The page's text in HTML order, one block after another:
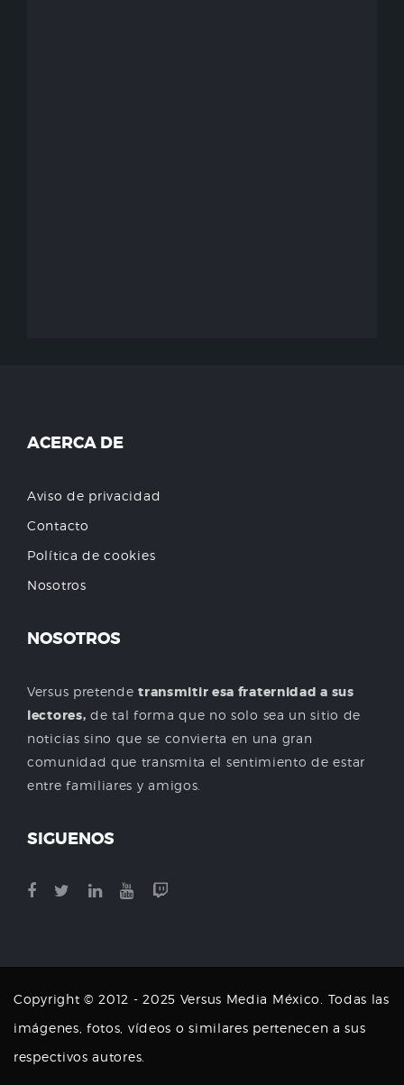
ACERCA DE
Aviso de privacidad
Contacto
Política de cookies
Nosotros
NOSOTROS
Versus pretendetransmitir esa fraternidad a sus
lectores, de tal forma que no solo sea un sitio de
noticias sino que se convierta en una gran
comunidad que transmita el sentimiento de estar
entre familiares y amigos.
SIGUENOS
Copyright © 2012 - 2025 Versus Media México. Todas las
imágenes, fotos, vídeos o similares pertenecen a sus
respectivos autores.